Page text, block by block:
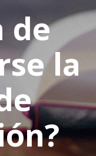
de
la